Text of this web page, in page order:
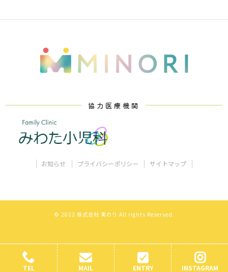
協力医療機関
お知らせ プライバシーポリシー サイトマップ
© 2022 株式会社 実のり All rights Reserved.
TEL MAIL ENTRY INSTAGRAM